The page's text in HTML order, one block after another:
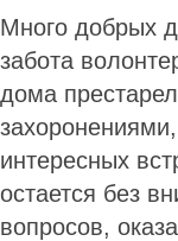
Много добрых
забота
дома
интересных
остается без
вопросов,